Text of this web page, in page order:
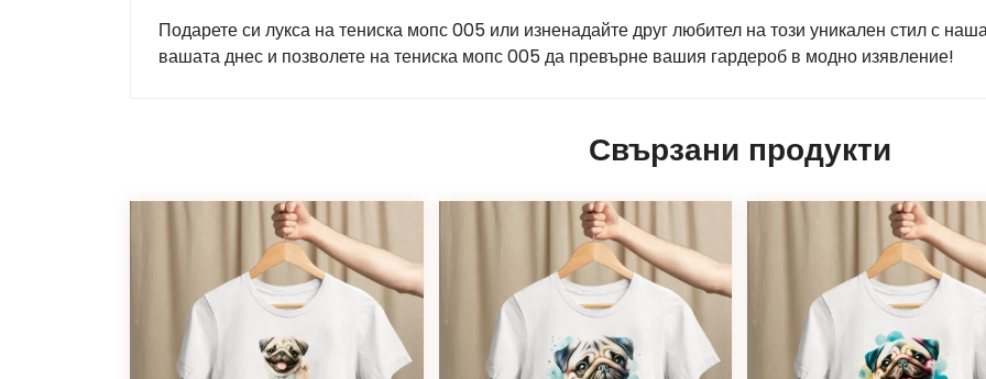
Подарете си лукса на тениска мопс 005 или изненадайте друг любител на този уникален стил с
вашата днес и позволете на тениска мопс 005 да превърне вашия гардероб в модно изявление!
Свързани продукти